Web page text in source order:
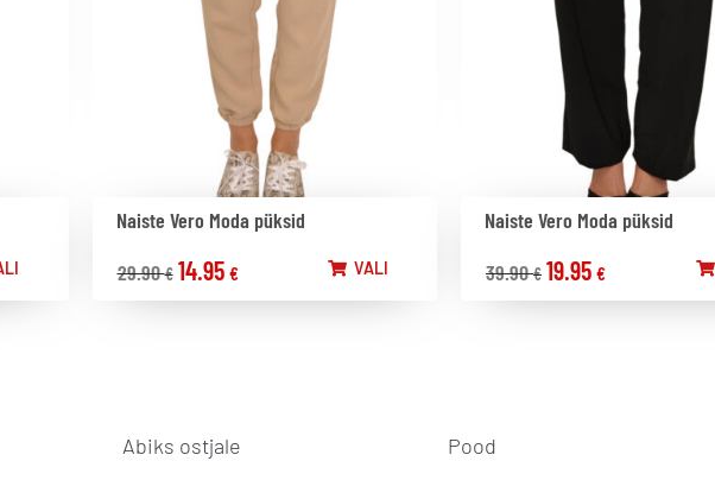
Naiste Vero Moda püksid
29.90€ 14.95 € VALI
Naiste Vero Moda püksid
39.90€ 19.95 €
Abiks ostjale Pood